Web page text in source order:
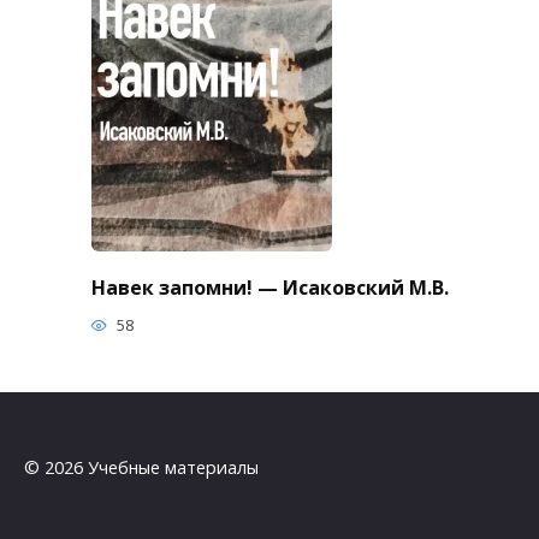
Навек запомни! — Исаковский М.В.
58
© 2026 Учебные материалы